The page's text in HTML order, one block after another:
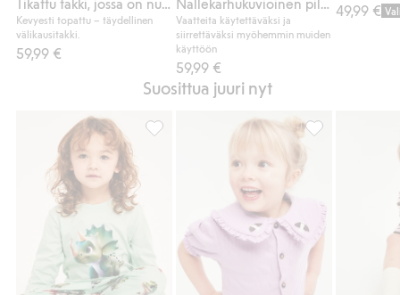
Kevyesti topattu – täydellinen
välikausitakki.
59,99 €
Vaatteita käytettäväksi ja
siirrettäväksi myöhemmin muiden
käyttöön
59,99 €
49,99 €
Suosittua juuri nyt
Dinosauruskuvioinen pyjama, Lisää
Lyhythihainen